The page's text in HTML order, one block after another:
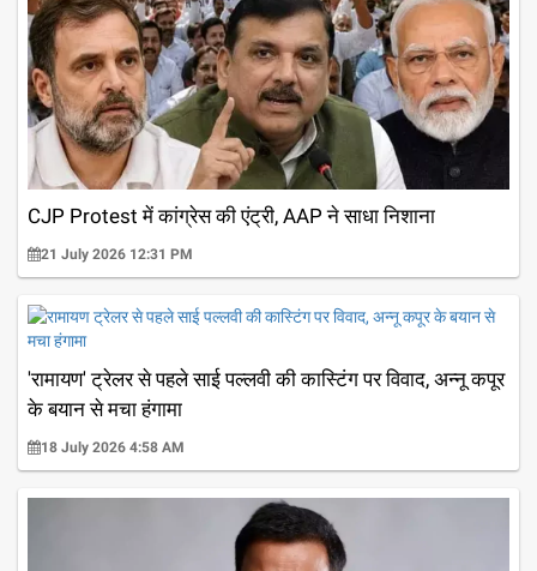
CJP Protest में कांग्रेस की एंट्री, AAP ने साधा निशाना
21 July 2026 12:31 PM
'रामायण' ट्रेलर से पहले साई पल्लवी की कास्टिंग पर विवाद, अन्नू कपूर
के बयान से मचा हंगामा
18 July 2026 4:58 AM